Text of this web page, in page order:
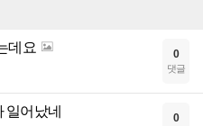
데요 0
댓글
일어났네 0